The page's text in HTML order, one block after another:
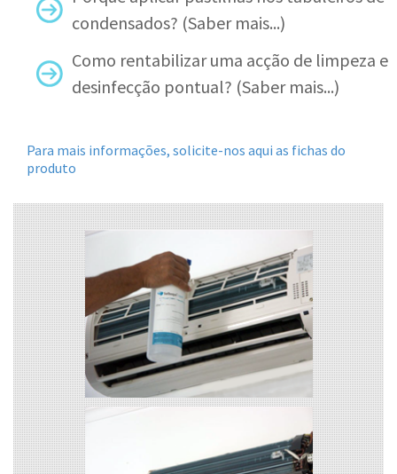
condensados? (Saber mais...)
Como rentabilizar uma acção de limpeza e
desinfecção pontual? (Saber mais...)
Para mais informações, solicite-nos aqui as fichas do
produto